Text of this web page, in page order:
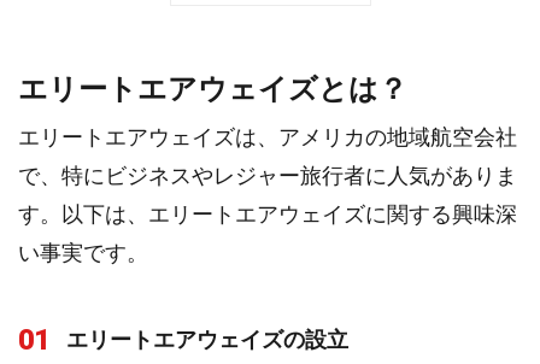
エリートエアウェイズとは？
エリートエアウェイズは、アメリカの地域航空会社
で、特にビジネスやレジャー旅行者に人気がありま
す。以下は、エリートエアウェイズに関する興味深
い事実です。
01
エリートエアウェイズの設立